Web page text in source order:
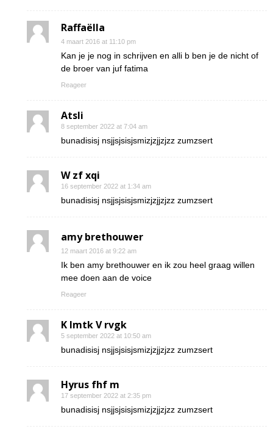
Raffaëlla
4 maart 2016 at 11:10 pm
Kan je je nog in schrijven en alli b ben je de nicht of
de broer van juf fatima
Reageer
Atsli
8 september 2022 at 7:04 am
bunadisisj nsjjsjsisjsmizjzjjzjzz zumzsert
W zf xqi
16 september 2022 at 1:34 am
bunadisisj nsjjsjsisjsmizjzjjzjzz zumzsert
amy brethouwer
12 maart 2016 at 9:22 am
Ik ben amy brethouwer en ik zou heel graag willen
mee doen aan de voice
Reageer
K Imtk V rvgk
5 september 2022 at 10:50 am
bunadisisj nsjjsjsisjsmizjzjjzjzz zumzsert
Hyrus fhf m
17 september 2022 at 2:35 pm
bunadisisj nsjjsjsisjsmizjzjjzjzz zumzsert